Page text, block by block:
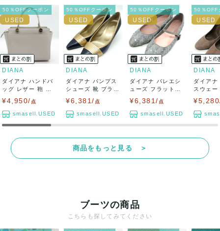
50％OFFクーポン
DIANA
ダイアナ ハンドバ
ッグ レザー 鞄 カ
バン ブラン...
¥4,950/ 点
smasell.USED
50％OFFクーポン
DIANA
ダイアナ パンプス
シューズ 靴 ブラン
ド 日本製...
¥6,381/ 点
smasell.USED
50％OFFクーポン
DIANA
ダイアナ バレエシ
ューズ フラットシ
ューズ アルテ...
¥6,381/ 点
smasell.USED
50％OFF
DIANA
ダイアナ
スウェー
ール ブ
商品をもっと見る ＞
ブーツの商品
こちらも探してみてください